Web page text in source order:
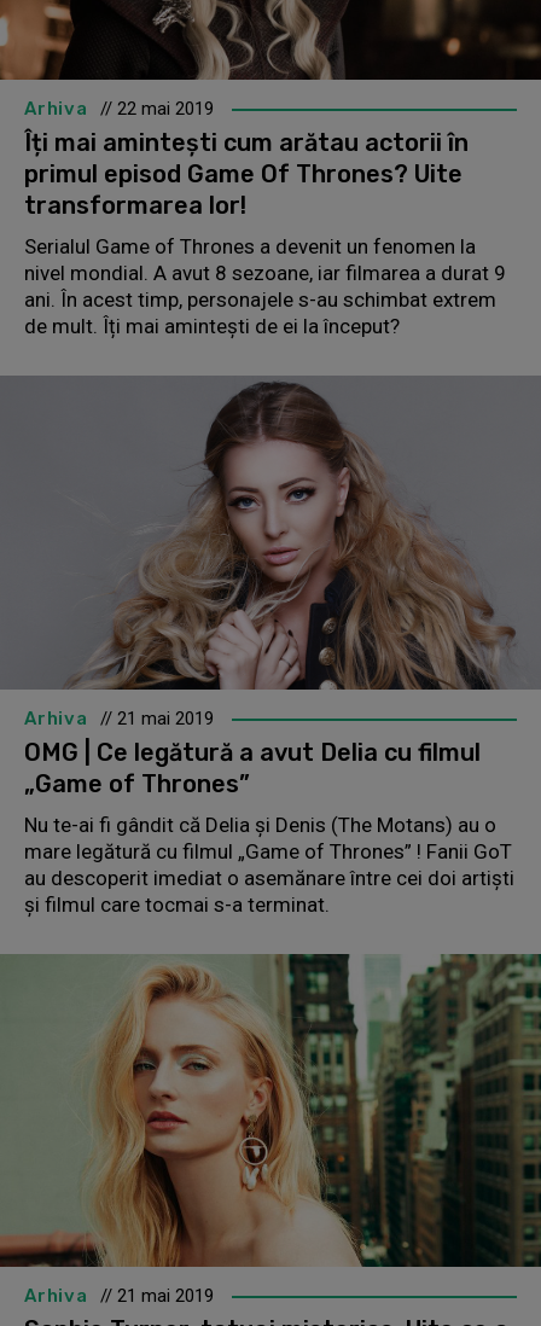
Arhiva // 22 mai 2019
Îți mai amintești cum arătau actorii în
primul episod Game Of Thrones? Uite
transformarea lor!
Serialul Game of Thrones a devenit un fenomen la
nivel mondial. A avut 8 sezoane, iar filmarea a durat 9
ani. În acest timp, personajele s-au schimbat extrem
de mult. Îți mai amintești de ei la început?
Arhiva // 21 mai 2019
OMG | Ce legătură a avut Delia cu filmul
„Game of Thrones”
Nu te-ai fi gândit că Delia și Denis (The Motans) au o
mare legătură cu filmul „Game of Thrones” ! Fanii GoT
au descoperit imediat o asemănare între cei doi artiști
și filmul care tocmai s-a terminat.
Arhiva // 21 mai 2019